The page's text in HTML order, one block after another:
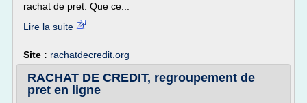
rachat de pret: Que ce...
Lire la suite
Site : rachatdecredit.org
RACHAT DE CREDIT, regroupement de
pret en ligne